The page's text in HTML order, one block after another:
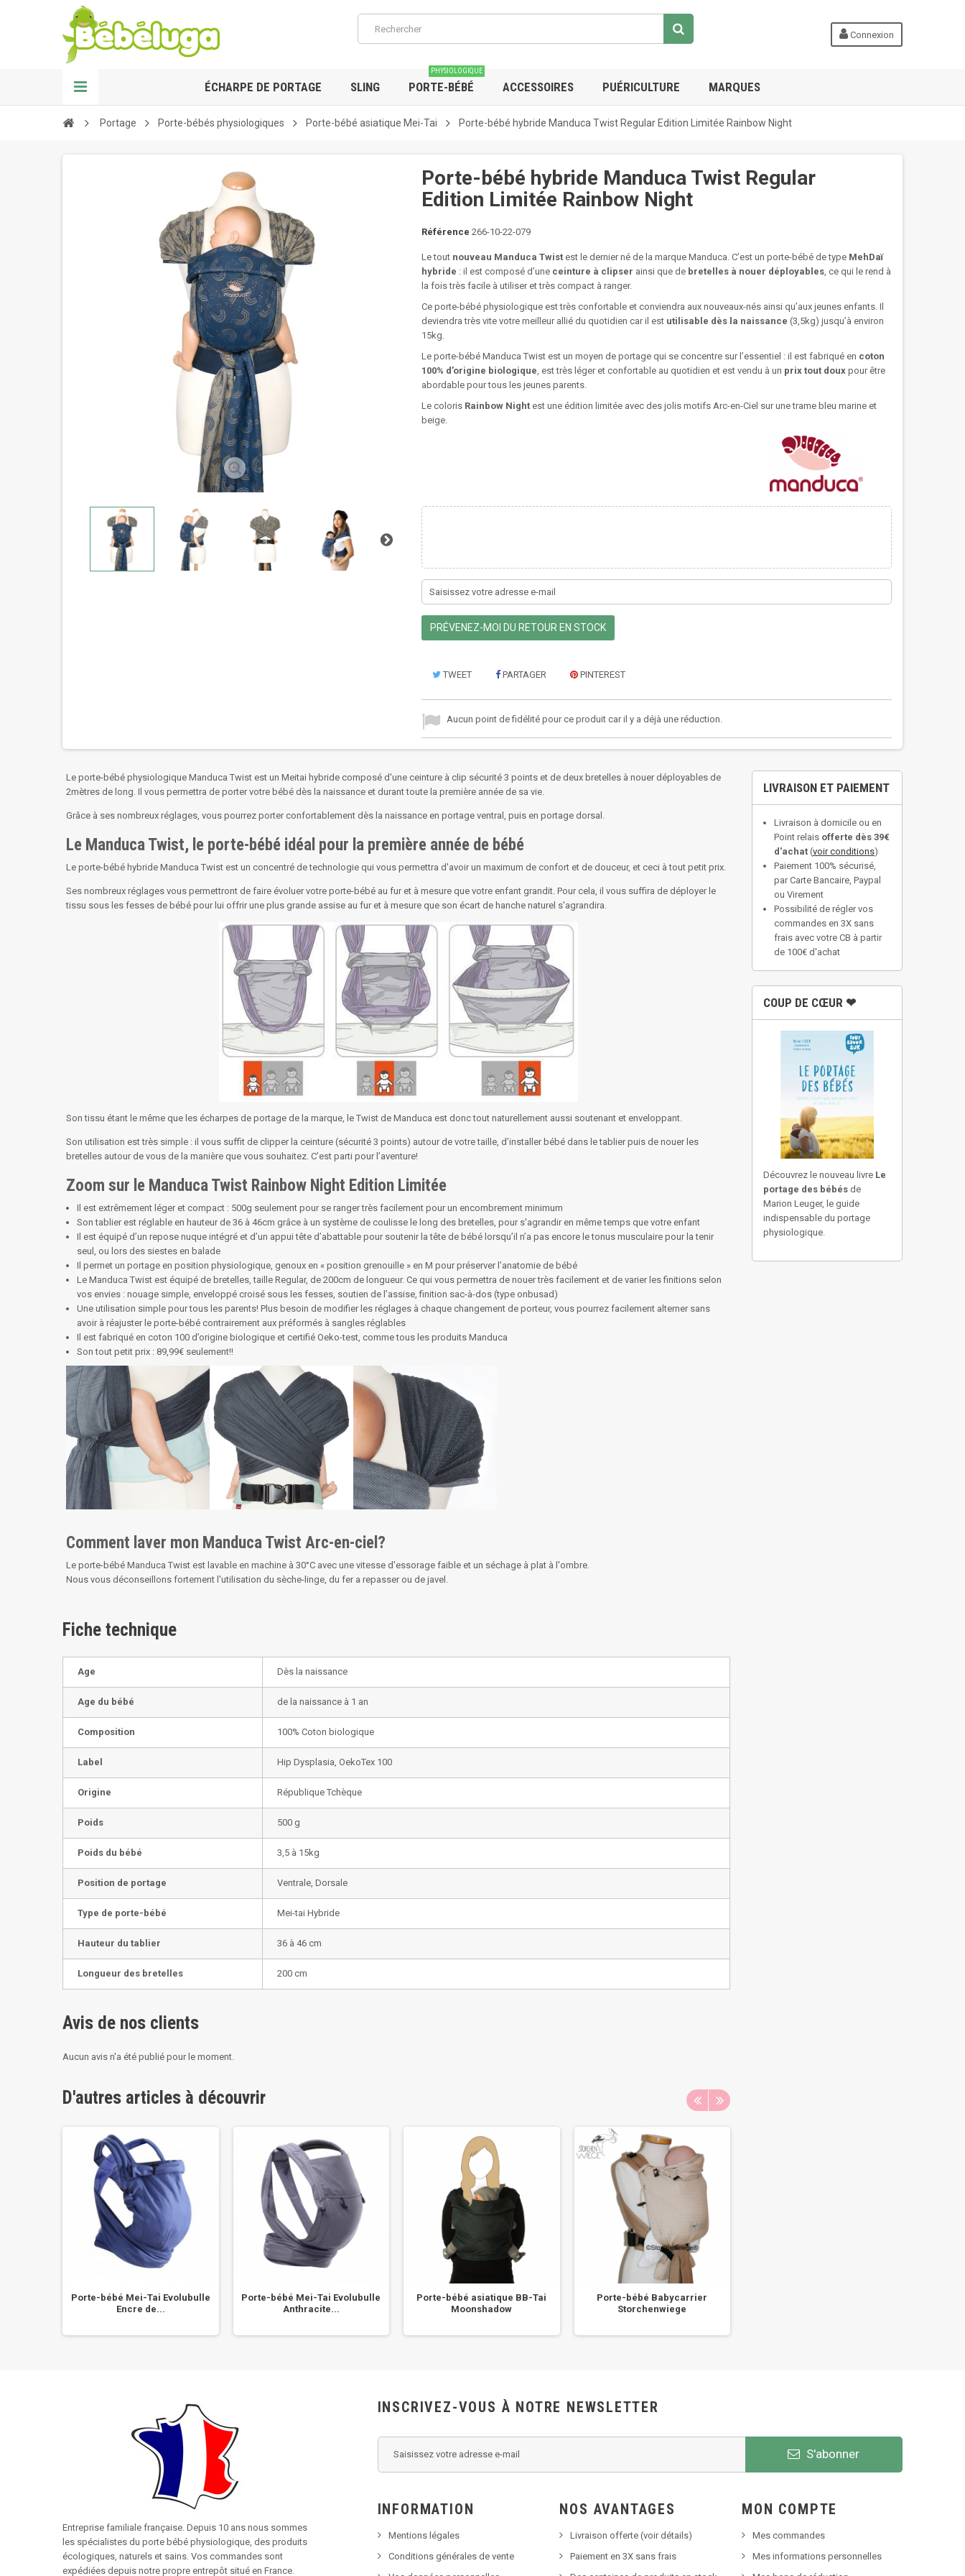
Connexion
ÉCHARPE DE PORTAGE SLING PORTE-BÉBÉ
PHYSIOLOGIQUE
ACCESSOIRES PUÉRICULTURE MARQUES
Portage Porte-bébés physiologiques Porte-bébé asiatique Mei-Tai Porte-bébé hybride Manduca Twist Regular Edition Limitée Rainbow Night
Porte-bébé hybride Manduca Twist Regular
Edition Limitée Rainbow Night
Référence 266-10-22-079
Le tout nouveau Manduca Twist est le dernier né de la marque Manduca. C’est un porte-bébé de type MehDaï
hybride : il est composé d’une ceinture à clipser ainsi que de bretelles à nouer déployables, ce qui le rend à
la fois très facile à utiliser et très compact à ranger.
Ce porte-bébé physiologique est très confortable et conviendra aux nouveaux-nés ainsi qu’aux jeunes enfants. Il
deviendra très vite votre meilleur allié du quotidien car il est utilisable dès la naissance (3,5kg) jusqu’à environ
15kg.
Le porte-bébé Manduca Twist est un moyen de portage qui se concentre sur l’essentiel : il est fabriqué en coton
100% d’origine biologique, est très léger et confortable au quotidien et est vendu à un prix tout doux pour être
abordable pour tous les jeunes parents.
Le coloris Rainbow Night est une édition limitée avec des jolis motifs Arc-en-Ciel sur une trame bleu marine et
beige.
PRÉVENEZ-MOI DU RETOUR EN STOCK
TWEET PARTAGER PINTEREST
Aucun point de fidélité pour ce produit car il y a déjà une réduction.
Le porte-bébé physiologique Manduca Twist est un Meitai hybride composé d'une ceinture à clip sécurité 3 points et de deux bretelles à nouer déployables de
2mètres de long. Il vous permettra de porter votre bébé dès la naissance et durant toute la première année de sa vie.
Grâce à ses nombreux réglages, vous pourrez porter confortablement dès la naissance en portage ventral, puis en portage dorsal.
Le Manduca Twist, le porte-bébé idéal pour la première année de bébé
Le porte-bébé hybride Manduca Twist est un concentré de technologie qui vous permettra d'avoir un maximum de confort et de douceur, et ceci à tout petit prix.
Ses nombreux réglages vous permettront de faire évoluer votre porte-bébé au fur et à mesure que votre enfant grandit. Pour cela, il vous suffira de déployer le
tissu sous les fesses de bébé pour lui offrir une plus grande assise au fur et à mesure que son écart de hanche naturel s'agrandira.
Son tissu étant le même que les écharpes de portage de la marque, le Twist de Manduca est donc tout naturellement aussi soutenant et enveloppant.
Son utilisation est très simple : il vous suffit de clipper la ceinture (sécurité 3 points) autour de votre taille, d’installer bébé dans le tablier puis de nouer les
bretelles autour de vous de la manière que vous souhaitez. C’est parti pour l’aventure!
Zoom sur le Manduca Twist Rainbow Night Edition Limitée
Il est extrêmement léger et compact : 500g seulement pour se ranger très facilement pour un encombrement minimum
Son tablier est réglable en hauteur de 36 à 46cm grâce à un système de coulisse le long des bretelles, pour s'agrandir en même temps que votre enfant
Il est équipé d’un repose nuque intégré et d’un appui tête d’abattable pour soutenir la tête de bébé lorsqu’il n’a pas encore le tonus musculaire pour la tenir
seul, ou lors des siestes en balade
Il permet un portage en position physiologique, genoux en « position grenouille » en M pour préserver l’anatomie de bébé
Le Manduca Twist est équipé de bretelles, taille Regular, de 200cm de longueur. Ce qui vous permettra de nouer très facilement et de varier les finitions selon
vos envies : nouage simple, enveloppé croisé sous les fesses, soutien de l’assise, finition sac-à-dos (type onbusad)
Une utilisation simple pour tous les parents! Plus besoin de modifier les réglages à chaque changement de porteur, vous pourrez facilement alterner sans
avoir à réajuster le porte-bébé contrairement aux préformés à sangles réglables
Il est fabriqué en coton 100 d’origine biologique et certifié Oeko-test, comme tous les produits Manduca
Son tout petit prix : 89,99€ seulement!!
Comment laver mon Manduca Twist Arc-en-ciel?
Le porte-bébé Manduca Twist est lavable en machine à 30°C avec une vitesse d'essorage faible et un séchage à plat à l'ombre.
Nous vous déconseillons fortement l'utilisation du sèche-linge, du fer a repasser ou de javel.
Fiche technique
Age Dès la naissance
Age du bébé de la naissance à 1 an
Composition 100% Coton biologique
Label Hip Dysplasia, OekoTex 100
Origine République Tchèque
Poids 500 g
Poids du bébé 3,5 à 15kg
Position de portage Ventrale, Dorsale
Type de porte-bébé Mei-tai Hybride
Hauteur du tablier 36 à 46 cm
Longueur des bretelles 200 cm
Avis de nos clients
Aucun avis n'a été publié pour le moment.
D'autres articles à découvrir
Porte-bébé Mei-Tai Evolubulle
Encre de...
Porte-bébé Mei-Tai Evolubulle
Anthracite...
Porte-bébé asiatique BB-Tai
Moonshadow
Porte-bébé Babycarrier
Storchenwiege
LIVRAISON ET PAIEMENT
Livraison à domicile ou en
Point relais offerte dès 39€
d'achat (voir conditions)
Paiement 100% sécurisé,
par Carte Bancaire, Paypal
ou Virement
Possibilité de régler vos
commandes en 3X sans
frais avec votre CB à partir
de 100€ d'achat
COUP DE CŒUR ❤
Découvrez le nouveau livre Le
portage des bébés de
Marion Leuger, le guide
indispensable du portage
physiologique.
Entreprise familiale française. Depuis 10 ans nous sommes
les spécialistes du porte bébé physiologique, des produits
écologiques, naturels et sains. Vos commandes sont
expédiées depuis notre propre entrepôt situé en France.
INSCRIVEZ-VOUS À NOTRE NEWSLETTER
S'abonner
INFORMATION
Mentions légales
Conditions générales de vente
NOS AVANTAGES
Livraison offerte (voir détails)
Paiement en 3X sans frais
MON COMPTE
Mes commandes
Mes informations personnelles